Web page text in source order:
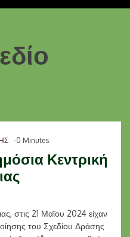
-0 Minutes
Κεντρική
στις 21 Μαϊου 2024 είχαν
του Σχεδίου Δράσης